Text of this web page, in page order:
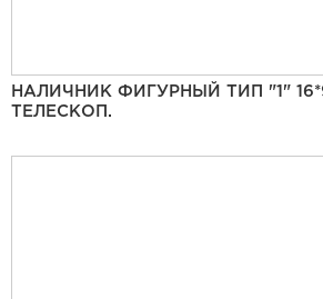
НАЛИЧНИК ФИГУРНЫЙ ТИП "1"
ТЕЛЕСКОП.